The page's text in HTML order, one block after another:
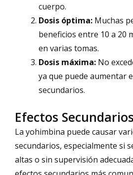
cuerpo.
Dosis óptima: Muchas
beneficios entre 10 a 20
en varias tomas.
Dosis máxima: No
ya que puede aumentar
secundarios.
Efectos
La yohimbina puede causar
secundarios, especialmente si
altas o sin supervisión